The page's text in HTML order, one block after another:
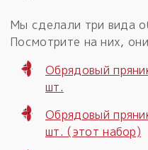
Мы сделали три вида
Посмотрите на них,
Обрядовый
шт.
Обрядовый
шт. (этот набор)